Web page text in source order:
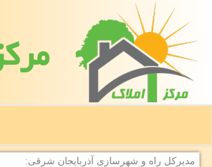
مدیركل راه و شهرسازی آذربایجان شرقی: